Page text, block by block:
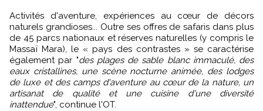
Activités d'aventure, expériences au cœur de décors
naturels grandioses... Outre ses offres de safaris dans plus
de 45 parcs nationaux et réserves naturelles (y compris le
Massaï Mara), le « pays des contrastes » se caractérise
également par "des plages de sable blanc immaculé, des
eaux cristallines, une scène nocturne animée, des lodges
de luxe et des camps d'aventure au cœur de la nature, un
artisanat de qualité et une cuisine d'une diversité
inattendue", continue l'OT.